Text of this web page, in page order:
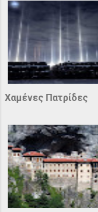
Χαμένες Πατρίδες